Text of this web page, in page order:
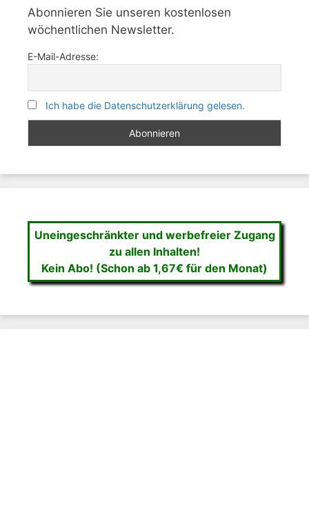
Abonnieren Sie unseren kostenlosen
wöchentlichen Newsletter.
E-Mail-Adresse:
Ich habe die Datenschutzerklärung gelesen.
Uneingeschränkter und werbefreier Zugang
zu allen Inhalten!
Kein Abo! (Schon ab 1,67€ für den Monat)